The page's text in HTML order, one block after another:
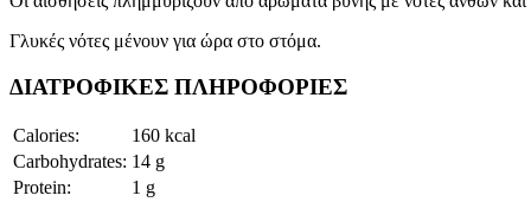
Γλυκές νότες μένουν για ώρα στο στόμα.
ΔΙΑΤΡΟΦΙΚΕΣ ΠΛΗΡΟΦΟΡΙΕΣ
Calories:
160 kcal
Carbohydrates: 14 g
Protein:
1 g